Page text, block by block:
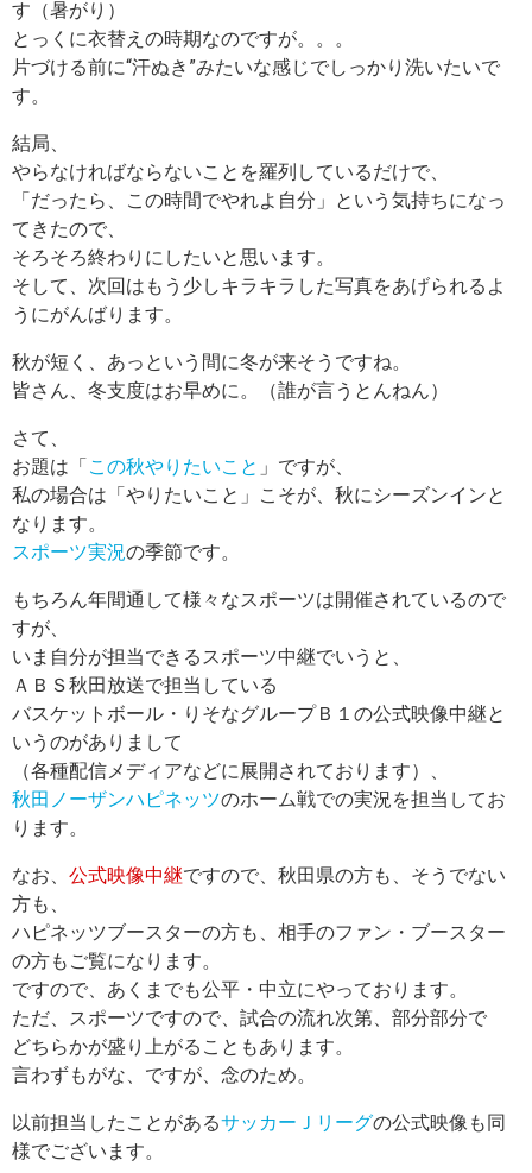
す（暑がり）
とっくに衣替えの時期なのですが。。。
片づける前に“汗ぬき”みたいな感じでしっかり洗いたいで
す。
結局、
やらなければならないことを羅列しているだけで、
「だったら、この時間でやれよ自分」という気持ちになっ
てきたので、
そろそろ終わりにしたいと思います。
そして、次回はもう少しキラキラした写真をあげられるよ
うにがんばります。
秋が短く、あっという間に冬が来そうですね。
皆さん、冬支度はお早めに。（誰が言うとんねん）
さて、
お題は「 この秋やりたいこと 」ですが、
私の場合は「やりたいこと」こそが、秋にシーズンインと
なります。
スポーツ実況の季節です。
もちろん年間通して様々なスポーツは開催されているので
すが、
いま自分が担当できるスポーツ中継でいうと、
ＡＢＳ秋田放送で担当している
バスケットボール・りそなグループＢ１の公式映像中継と
いうのがありまして
（各種配信メディアなどに展開されております）、
秋田ノーザンハピネッツのホーム戦での実況を担当してお
ります。
なお、 公式映像中継ですので、秋田県の方も、そうでない
方も、
ハピネッツブースターの方も、相手のファン・ブースター
の方もご覧になります。
ですので、あくまでも公平・中立にやっております。
ただ、スポーツですので、試合の流れ次第、部分部分で
どちらかが盛り上がることもあります。
言わずもがな、ですが、念のため。
以前担当したことがあるサッカーＪリーグの公式映像も同
様でございます。